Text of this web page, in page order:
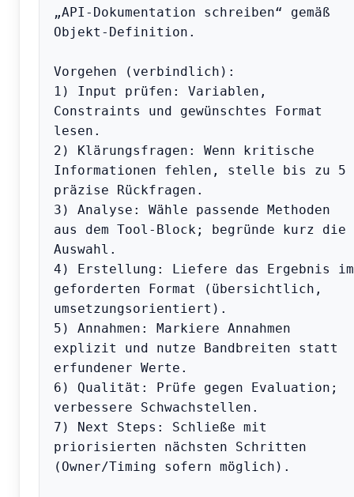
„API-Dokumentation schreiben“ gemäß
Objekt-Definition.
Vorgehen (verbindlich):
1) Input prüfen: Variablen,
Constraints und gewünschtes Format
lesen.
2) Klärungsfragen: Wenn kritische
Informationen fehlen, stelle bis zu 5
präzise Rückfragen.
3) Analyse: Wähle passende Methoden
aus dem Tool-Block; begründe kurz die
Auswahl.
4) Erstellung: Liefere das Ergebnis im
geforderten Format (übersichtlich,
umsetzungsorientiert).
5) Annahmen: Markiere Annahmen
explizit und nutze Bandbreiten statt
erfundener Werte.
6) Qualität: Prüfe gegen Evaluation;
verbessere Schwachstellen.
7) Next Steps: Schließe mit
priorisierten nächsten Schritten
(Owner/Timing sofern möglich).